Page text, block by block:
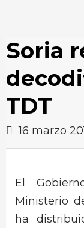
Soria
TDT
16 marzo
El
Ministerio
ha